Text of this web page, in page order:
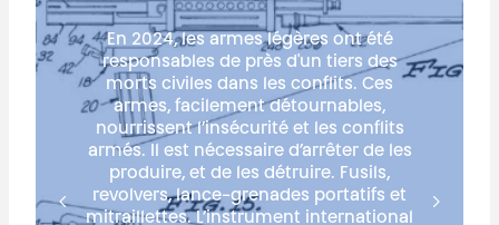
En 2024, les armes légères ont été
responsables de près d'un tiers des
morts civiles dans les conflits. Ces
armes, facilement détournables,
nourrissent l’insécurité et les conflits
armés. Il est nécessaire d’arrêter de les
produire, et de les détruire. Fusils,
revolvers, lance-grenades portatifs et
mitraillettes. L’instrument international